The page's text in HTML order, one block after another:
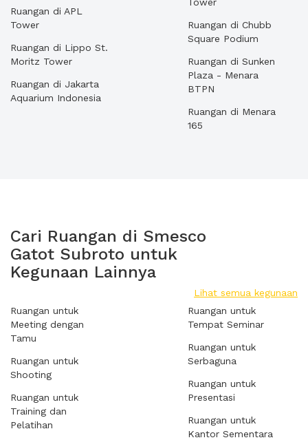
Ruangan di APL
Tower
Ruangan di Lippo St.
Moritz Tower
Ruangan di Jakarta
Aquarium Indonesia
Ruangan di Chubb
Square Podium
Ruangan di Sunken
Plaza - Menara
BTPN
Ruangan di Menara
165
Cari Ruangan di Smesco
Gatot Subroto untuk
Kegunaan Lainnya
Lihat semua kegunaan
Ruangan untuk
Meeting dengan
Tamu
Ruangan untuk
Shooting
Ruangan untuk
Training dan
Pelatihan
Ruangan untuk
Tempat Seminar
Ruangan untuk
Serbaguna
Ruangan untuk
Presentasi
Ruangan untuk
Kantor Sementara